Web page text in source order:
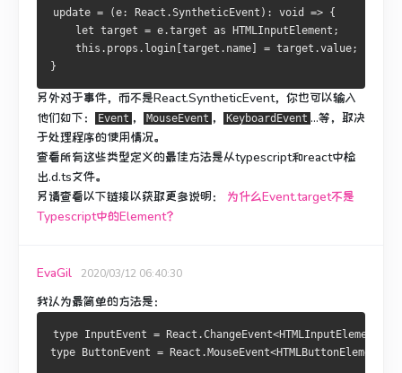
update = (e: React.SyntheticEvent): void => {
    let target = e.target as HTMLInputElement;
    this.props.login[target.name] = target.value;
}
另外对于事件，而不是React.SyntheticEvent，你也可以输入
他们如下：
Event ， MouseEvent ， KeyboardEvent ...等，取决
于处理程序的使用情况。
查看所有这些类型定义的最佳方法是从typescript和react中检
出.d.ts文件。
另请查看以下链接以获取更多说明： 为什么Event.target不是
Typescript中的Element？
EvaGil 2020/03/12 06:40:30
我认为最简单的方法是：
type InputEvent = React.ChangeEvent<HTMLInputElement>;
type ButtonEvent = React.MouseEvent<HTMLButtonElement>;